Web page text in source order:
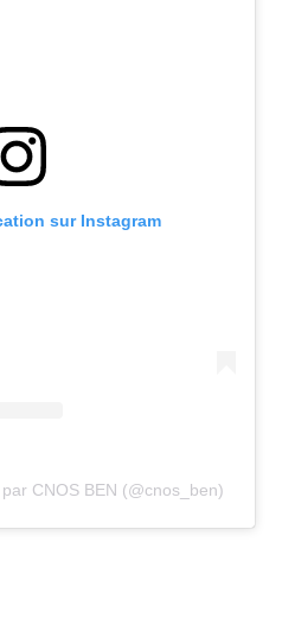
sur Instagram
CNOS BEN (@cnos_ben)